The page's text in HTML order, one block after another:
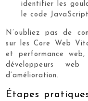
identifier les
le code
N’oubliez pas de
sur les Core Web
et performance
développeurs
d’amélioration.
Étapes